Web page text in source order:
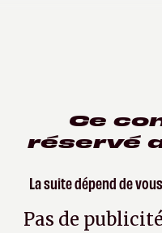
Ce
réservé
La suite dépend de vous
Pas de